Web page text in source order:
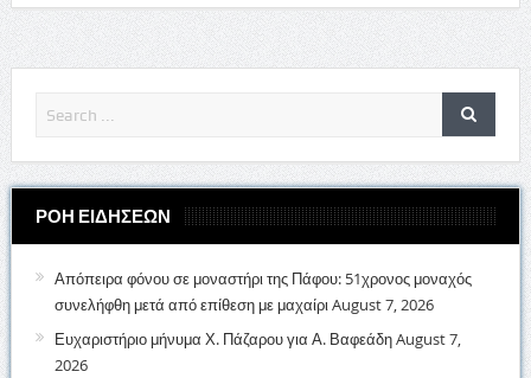
ΡΟΗ ΕΙΔΗΣΕΩΝ
Απόπειρα φόνου σε μοναστήρι της Πάφου: 51χρονος μοναχός
συνελήφθη μετά από επίθεση με μαχαίριAugust 7, 2026
Ευχαριστήριο μήνυμα Χ. Πάζαρου για Α. ΒαφεάδηAugust 7,
2026